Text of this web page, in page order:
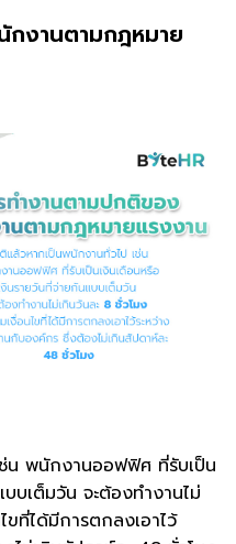
งานตามกฎหมาย
น พนักงานออฟฟิศ ที่รับเป็น
บเต็มวัน จะต้องทำงานไม่
ขที่ได้มีการตกลงเอาไว้